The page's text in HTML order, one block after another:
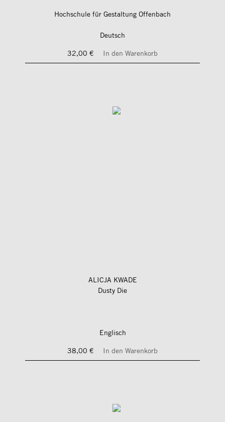
Hochschule für Gestaltung Offenbach
Deutsch
32,00 €
In den Warenkorb
ALICJA KWADE
Dusty Die
Englisch
38,00 €
In den Warenkorb